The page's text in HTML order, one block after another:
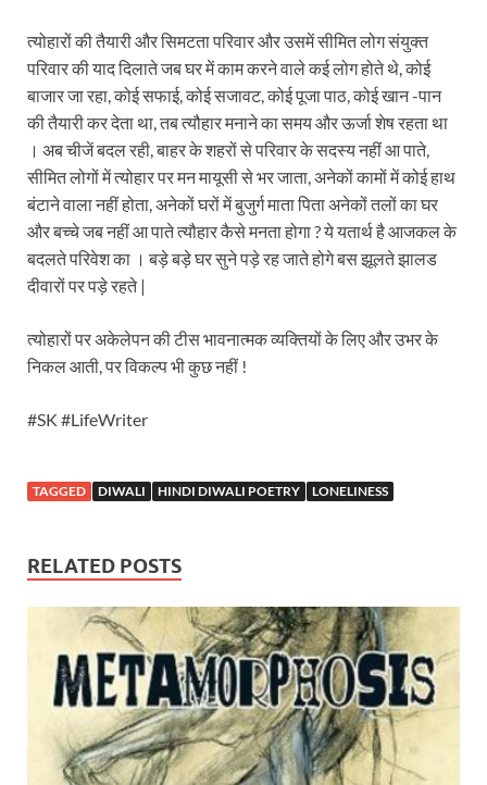
त्योहारों की तैयारी और सिमटता परिवार और उसमें सीमित लोग संयुक्त
परिवार की याद दिलाते जब घर में काम करने वाले कई लोग होते थे, कोई
बाजार जा रहा, कोई सफाई, कोई सजावट, कोई पूजा पाठ, कोई खान -पान
की तैयारी कर देता था, तब त्यौहार मनाने का समय और ऊर्जा शेष रहता था
। अब चीजें बदल रही, बाहर के शहरों से परिवार के सदस्य नहीं आ पाते,
सीमित लोगों में त्योहार पर मन मायूसी से भर जाता, अनेकों कामों में कोई हाथ
बंटाने वाला नहीं होता, अनेकों घरों में बुजुर्ग माता पिता अनेकों तलों का घर
और बच्चे जब नहीं आ पाते त्यौहार कैसे मनता होगा ? ये यतार्थ है आजकल के
बदलते परिवेश का । बड़े बड़े घर सुने पड़े रह जाते होगे बस झूलते झालड
दीवारों पर पड़े रहते |
त्योहारों पर अकेलेपन की टीस भावनात्मक व्यक्तियों के लिए और उभर के
निकल आती, पर विकल्प भी कुछ नहीं !
#SK #LifeWriter
TAGGED DIWALI HINDI DIWALI POETRY LONELINESS
RELATED POSTS